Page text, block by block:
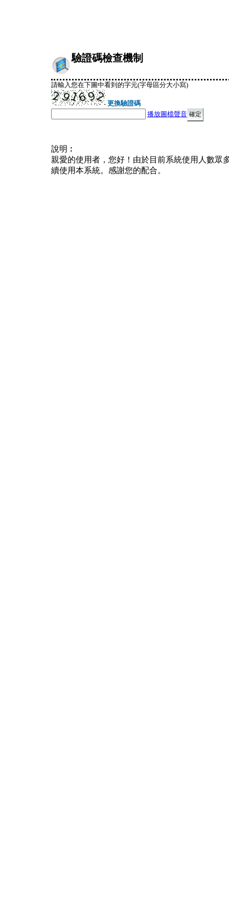
驗證碼檢查機制
請輸入您在下圖中看到的字元(字母區分大小寫)
更換驗證碼
播放圖檔聲音
說明︰
親愛的使用者，您好！由於目前系統使用人數眾
續使用本系統。感謝您的配合。